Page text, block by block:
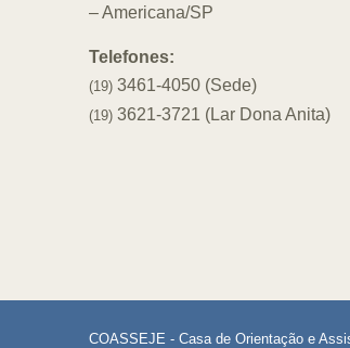
– Americana/SP
Telefones:
(19) 3461-4050 (Sede)
(19) 3621-3721 (Lar Dona Anita)
COASSEJE - Casa de Orientação e